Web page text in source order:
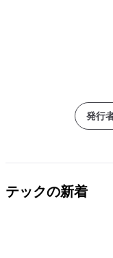
発行
テックの新着